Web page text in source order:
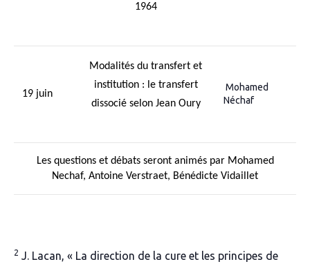
1964
19 juin
Modalités du transfert et
institution : le transfert
dissocié selon Jean Oury
Mohamed
Néchaf
Les questions et débats seront animés par Mohamed
Nechaf, Antoine Verstraet, Bénédicte Vidaillet
2 J. Lacan, « La direction de la cure et les principes de